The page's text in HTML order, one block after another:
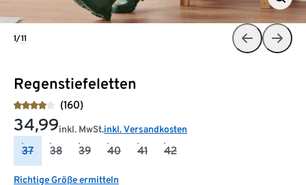
Regenstiefeletten
(160)
34,99inkl. MwSt.inkl. Versandkosten
37 38 39 40 41 42
Richtige Größe ermitteln
1/11